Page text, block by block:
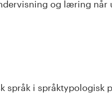
og læring når
språk i språktypologisk